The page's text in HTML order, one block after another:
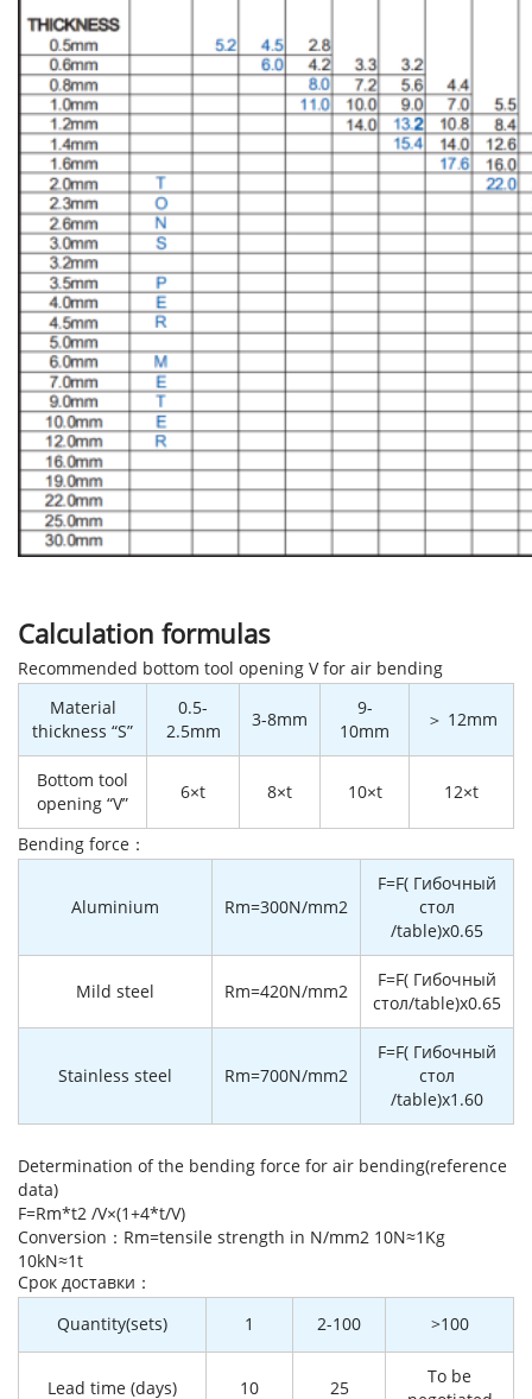
Calculation formulas
Recommended bottom tool opening V for air bending
Material
thickness “S”
0.5-
2.5mm
3-8mm
9-
10mm
＞ 12mm
Bottom tool
opening “V”
6×t 8×t 10×t 12×t
Bending force：
Aluminium Rm=300N/mm2
F=F( Гибочный
стол
/table)x0.65
Mild steel Rm=420N/mm2
F=F( Гибочный
стол/table)x0.65
Stainless steel Rm=700N/mm2
F=F( Гибочный
стол
/table)x1.60
Determination of the bending force for air bending(reference
data)
F=Rm*t2 /V×(1+4*t/V)
Conversion：Rm=tensile strength in N/mm2 10N≈1Kg
10kN≈1t
Cрок доставки：
Quantity(sets)
1 2-100 >100
Lead time (days) 10 25
To be